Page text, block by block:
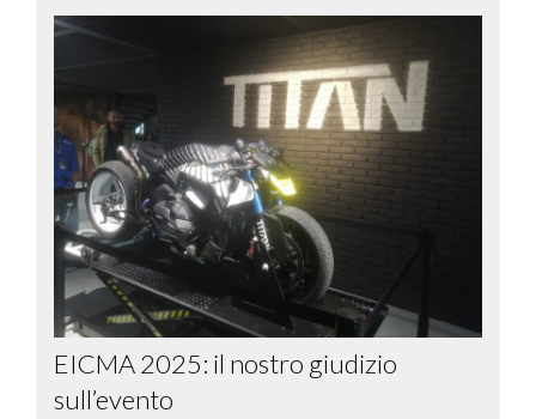
EICMA 2025: il nostro giudizio
sull’evento